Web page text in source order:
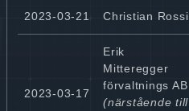
2023-03-21 Christian Rossi
2023-03-17
Erik
Mitteregger
förvaltnings AB
(närstående till